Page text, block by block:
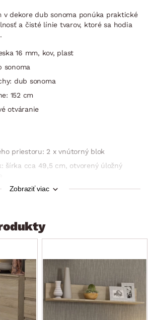
v dekore dub sonoma ponúka praktické
a čisté línie tvarov, ktoré sa hodia
16 mm, kov, plast
sonoma
dub sonoma
152 cm
otváranie
priestoru: 2 x vnútorný blok
šírka cca 49,5 cm, otvorený úložný
šírka cca 96 cm, otvorený úložný
interiéru
Zobraziť viac